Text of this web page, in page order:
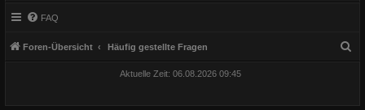
FAQ
Foren-Übersicht Häufig gestellte Fragen
Aktuelle Zeit: 06.08.2026 09:45